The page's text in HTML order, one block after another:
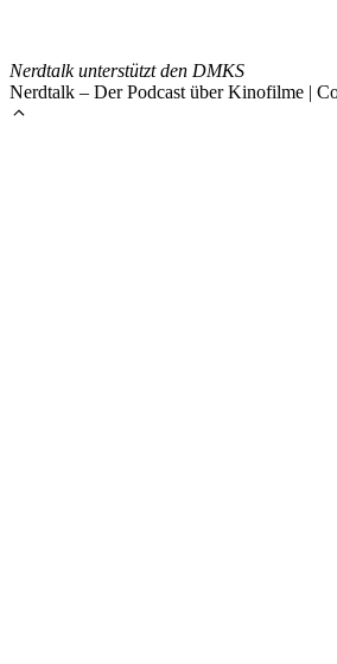
Nerdtalk unterstützt den DMKS
Nerdtalk – Der Podcast über Kinofilme |